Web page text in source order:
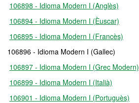
106898 - Idioma Modern I (Anglès)
106894 - Idioma Modern I (Èuscar)
106895 - Idioma Modern I (Francès)
106896 - Idioma Modern I (Gallec)
106897 - Idioma Modern I (Grec Modern)
106899 - Idioma Modern I (Italià)
106901 - Idioma Modern I (Portuguès)